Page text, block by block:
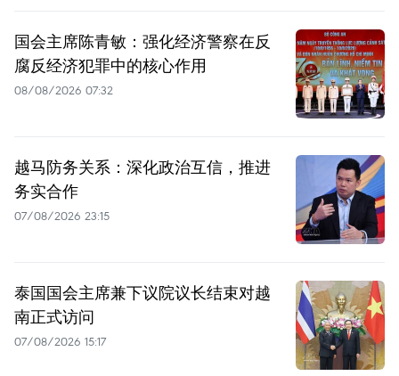
国会主席陈青敏：强化经济警察在反
腐反经济犯罪中的核心作用
08/08/2026 07:32
越马防务关系：深化政治互信，推进
务实合作
07/08/2026 23:15
泰国国会主席兼下议院议长结束对越
南正式访问
07/08/2026 15:17